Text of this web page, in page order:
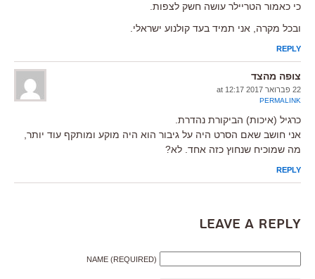
כי כאמור הטריילר עושה חשק לצפות.
ובכל מקרה, אני תמיד בעד קולנוע ישראלי.
REPLY
צופה מהצד
22 פברואר 2017 at 12:17
PERMALINK
כרגיל (איכות) הביקורת נהדרת.
אני חושב שאם הסרט היה על גיבור הוא היה מוקע ומותקף עוד יותר,
מה שמוכיח שנחוץ כזה אחד. לא?
REPLY
Leave a Reply
NAME (REQUIRED)